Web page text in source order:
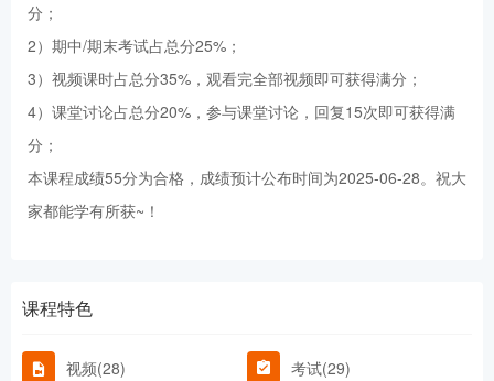
分；
2）期中/期末考试占总分25%；
3）视频课时占总分35%，观看完全部视频即可获得满分；
4）课堂讨论占总分20%，参与课堂讨论，回复15次即可获得满
分；
本课程成绩55分为合格，成绩预计公布时间为2025-06-28。祝大
家都能学有所获~！
课程特色
视频(28) 考试(29)